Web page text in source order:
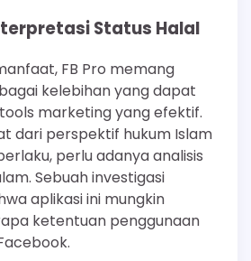
Status Halal
FB Pro memang
kelebihan yang dapat
marketing yang efektif.
dari perspektif hukum Islam
perlu adanya analisis
Sebuah investigasi
aplikasi ini mungkin
ketentuan penggunaan